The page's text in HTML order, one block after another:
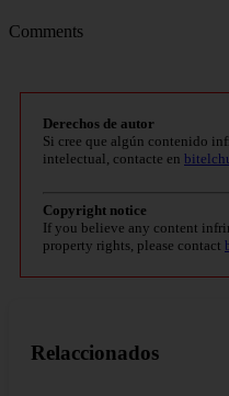
Comments
Derechos de autor
Si cree que algún contenido
intelectual, contacte en
Copyright notice
If you believe any content
property rights, please contact
Relaccionados